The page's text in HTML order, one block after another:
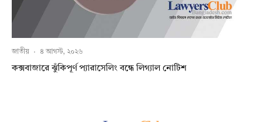
জাতীয় · ৪ আগস্ট, ২০২৬
কক্সবাজারে ঝুঁকিপূর্ণ প্যারাসেলিং বন্ধে লিগ্যাল নোটিশ